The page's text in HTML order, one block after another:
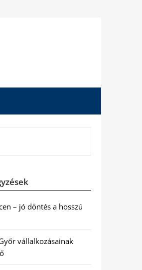
– jó döntés a hosszú
vállalkozásainak